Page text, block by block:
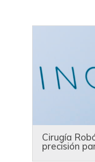
Cirugía
precisión
más rápida